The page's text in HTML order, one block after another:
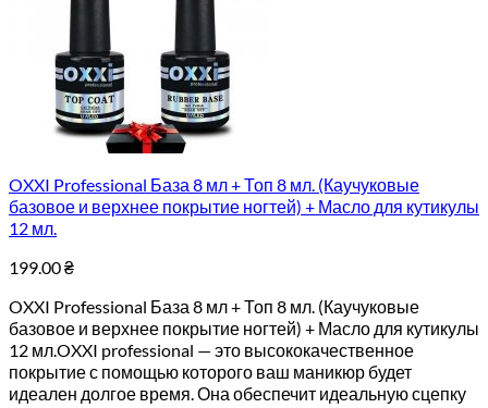
OXXI Professional База 8 мл + Топ 8 мл. (Каучуковые
базовое и верхнее покрытие ногтей) + Масло для кутикулы
12 мл.
199.00₴
OXXI Professional База 8 мл + Топ 8 мл. (Каучуковые
базовое и верхнее покрытие ногтей) + Масло для кутикулы
12 мл.OXXI professional — это высококачественное
покрытие с помощью которого ваш маникюр будет
идеален долгое время. Она обеспечит идеальную сцепку